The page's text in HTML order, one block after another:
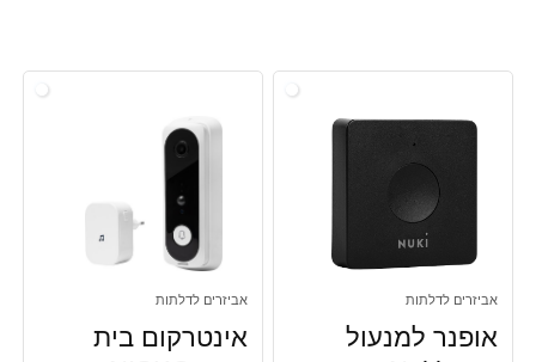
אביזרים לדלתות
אופנר למנעול
אביזרים לדלתות
אינטרקום בית